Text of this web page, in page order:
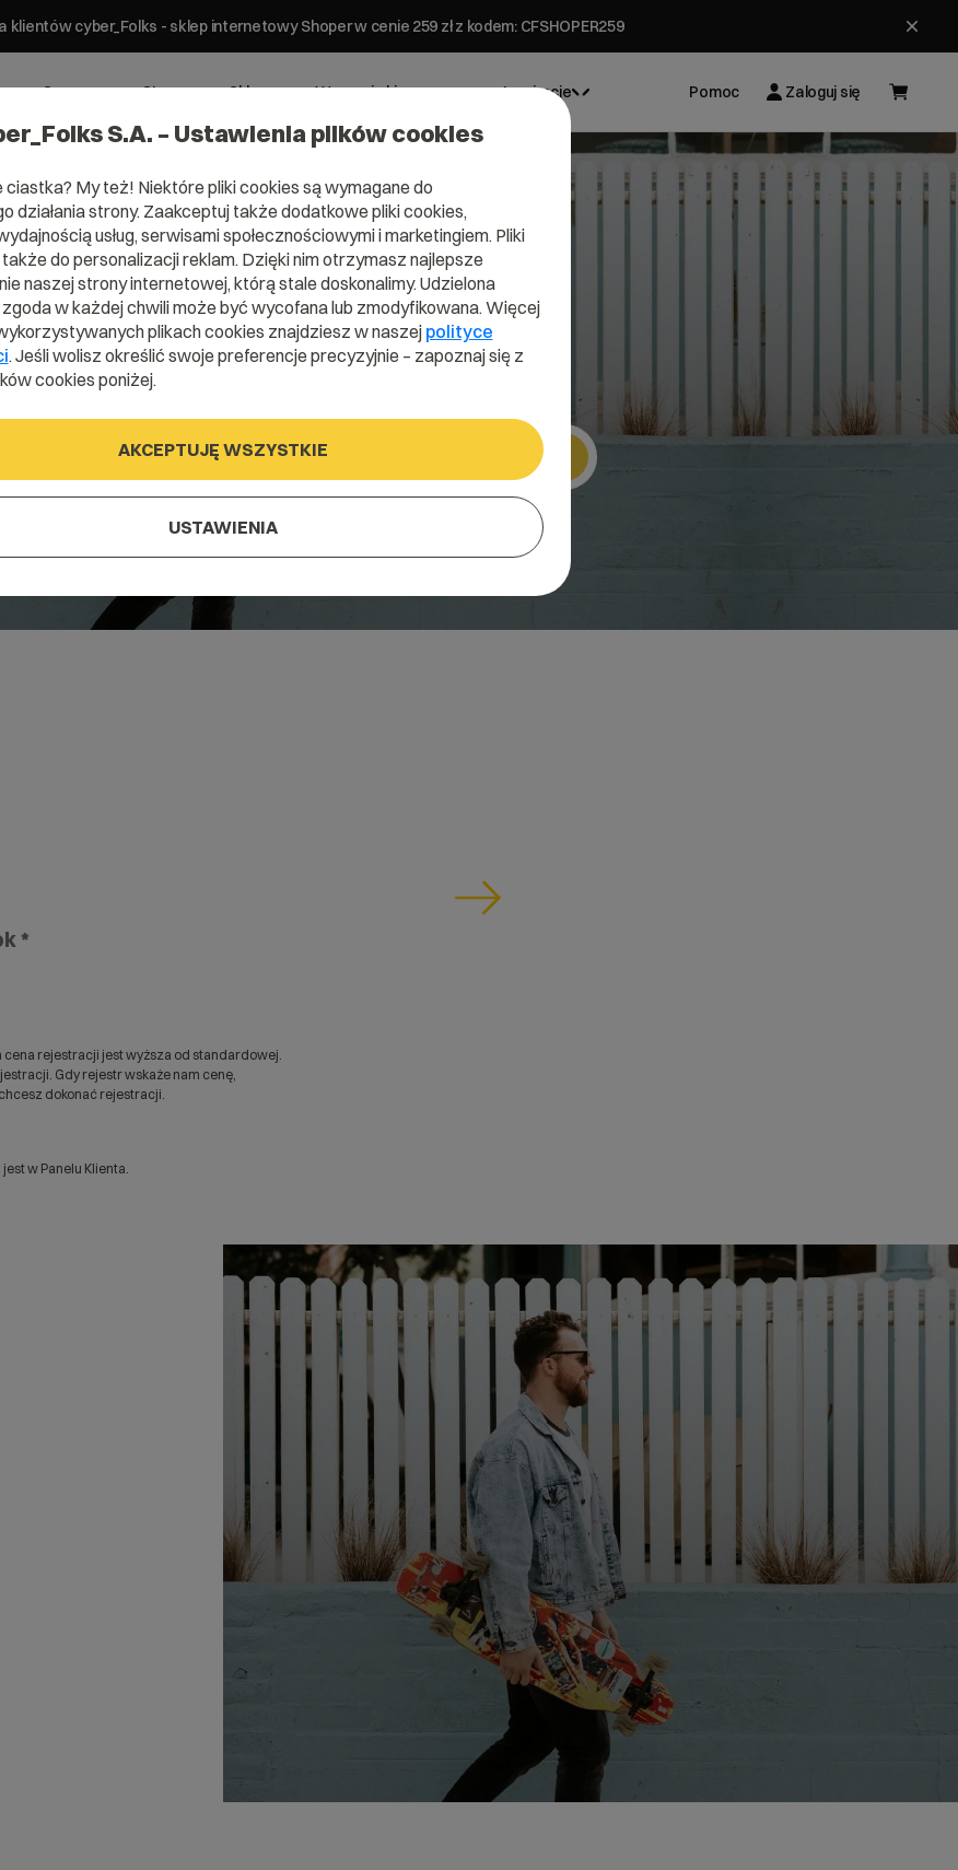
cyber_Folks - sklep internetowy Shoper w cenie 259 zł z kodem: CFSHOPER259
Serwery Strony Sklepy Wsparcie biznesowe Inspiracje Pomoc Zaloguj się
.bet
Załóż się. I wygraj.
*
rejestracji jest wyższa od standardowej.
Gdy rejestr wskaże nam cenę,
dokonać rejestracji.
w Panelu Klienta.
S.A. – Ustawienia plików cookies
ciastka? My też! Niektóre pliki cookies są wymagane do
działania strony. Zaakceptuj także dodatkowe pliki cookies,
usług, serwisami społecznościowymi i marketingiem. Pliki
także do personalizacji reklam. Dzięki nim otrzymasz najlepsze
naszej strony internetowej, którą stale doskonalimy. Udzielona
w każdej chwili może być wycofana lub zmodyfikowana. Więcej
plikach cookies znajdziesz w naszej polityce
. Jeśli wolisz określić swoje preferencje precyzyjnie – zapoznaj się z
cookies poniżej.
AKCEPTUJĘ WSZYSTKIE
USTAWIENIA